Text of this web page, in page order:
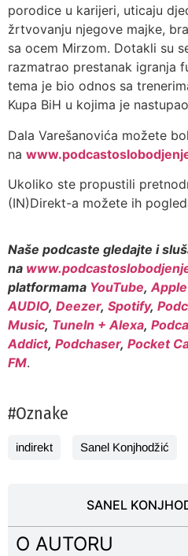
porodice u karijeri, uticaju
žrtvovanju njegove majke,
sa ocem Mirzom. Dotakli su
razmatrao prestanak igranja
tema je bio odnos sa
Kupa BiH u kojima je
Dala Varešanovića možete
na
Ukoliko ste propustili
(IN)Direkt-a možete ih
Naše podcaste gledajte i
na
platformama YouTube,
AUDIO, Deezer, Spotify,
Music, TuneIn + Alexa,
Addict, Podchaser, Pocket
FM.
#Oznake
indirekt Sanel Konjhodžić
SANEL
O AUTORU